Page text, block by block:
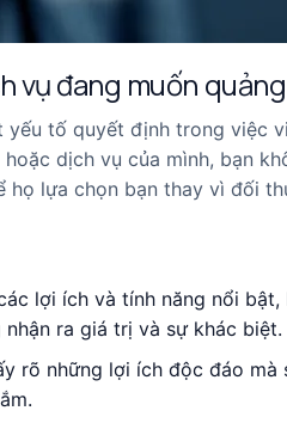
vụ đang muốn
tố quyết định trong việc
dịch vụ của mình, bạn
lựa chọn bạn thay vì đối
lợi ích và tính năng nổi
ra giá trị và sự khác biệt.
rõ những lợi ích độc đáo